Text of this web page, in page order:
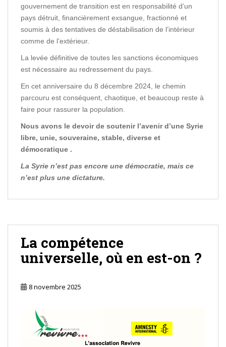
gouvernement de transition est en responsabilité d’un
pays détruit, financièrement exsangue, fractionné et
soumis à des tentatives de déstabilisation de l’intérieur
comme de l’extérieur.
La levée définitive de toutes les sanctions économiques
est nécessaire au redressement du pays.
En cet anniversaire du 8 décembre 2024, le chemin
parcouru est conséquent, chaotique, et beaucoup reste à
faire pour rassurer la population.
Nous avons le devoir de soutenir l’avenir d’une Syrie
libre, unie, souveraine, stable, diverse et
démocratique .
La Syrie n’est pas encore une démocratie, mais ce
n’est plus une dictature.
La compétence
universelle, où en est-on ?
8 novembre 2025